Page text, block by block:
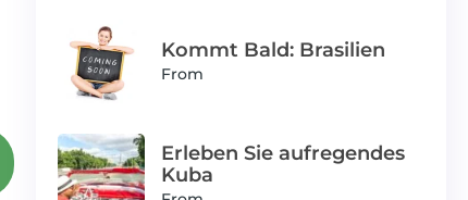
Kommt Bald: Brasilien
From
Erleben Sie aufregendes
Kuba